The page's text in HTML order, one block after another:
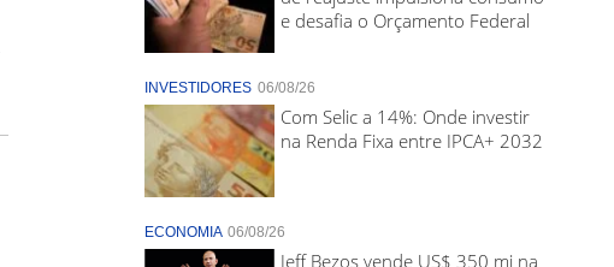
e desafia o Orçamento Federal
INVESTIDORES 06/08/26
Com Selic a 14%: Onde investir
na Renda Fixa entre IPCA+ 2032
ECONOMIA 06/08/26
Jeff Bezos vende US$ 350 mi na